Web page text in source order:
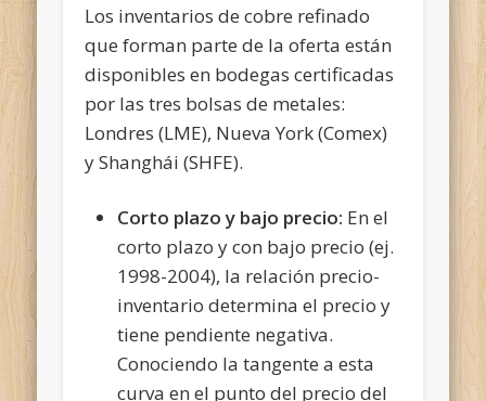
Los inventarios de cobre refinado
que forman parte de la oferta están
disponibles en bodegas certificadas
por las tres bolsas de metales:
Londres (LME), Nueva York (Comex)
y Shanghái (SHFE).
Corto plazo y bajo precio: En el
corto plazo y con bajo precio (ej.
1998-2004), la relación precio-
inventario determina el precio y
tiene pendiente negativa.
Conociendo la tangente a esta
curva en el punto del precio del